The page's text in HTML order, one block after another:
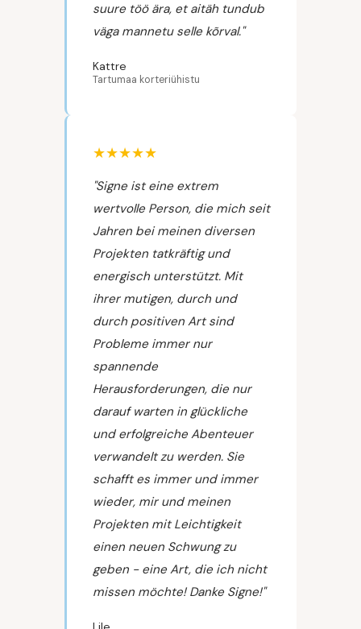
suure töö ära, et aitäh tundub
väga mannetu selle kõrval."
Kattre
Tartumaa korteriühistu
★★★★★
"Signe ist eine extrem
wertvolle Person, die mich seit
Jahren bei meinen diversen
Projekten tatkräftig und
energisch unterstützt. Mit
ihrer mutigen, durch und
durch positiven Art sind
Probleme immer nur
spannende
Herausforderungen, die nur
darauf warten in glückliche
und erfolgreiche Abenteuer
verwandelt zu werden. Sie
schafft es immer und immer
wieder, mir und meinen
Projekten mit Leichtigkeit
einen neuen Schwung zu
geben - eine Art, die ich nicht
missen möchte! Danke Signe!"